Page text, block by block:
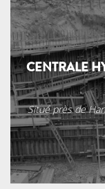
CENTRALE
Situé près de